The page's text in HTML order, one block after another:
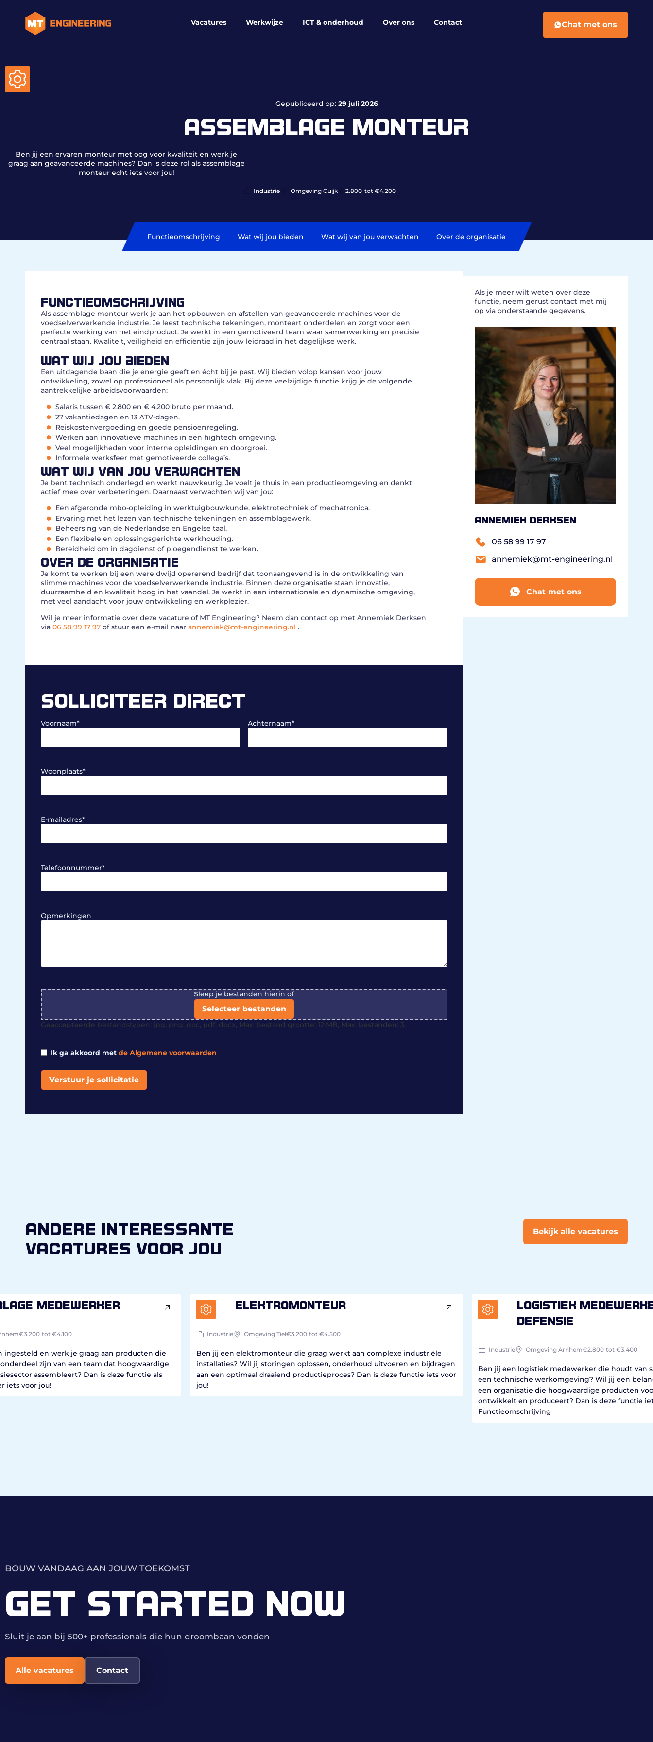
Vacatures Werkwijze ICT & onderhoud Over ons Contact Chat met ons
Gepubliceerd op: 29 juli 2026
ASSEMBLAGE MONTEUR
Ben jij een ervaren monteur met oog voor kwaliteit en werk je
graag aan geavanceerde machines? Dan is deze rol als assemblage
monteur echt iets voor jou!
Industrie Omgeving Cuijk 2.800 tot €4.200
Functieomschrijving Wat wij jou bieden Wat wij van jou verwachten Over de organisatie
FUNCTIEOMSCHRIJVING
Als assemblage monteur werk je aan het opbouwen en afstellen van geavanceerde machines voor de
voedselverwerkende industrie. Je leest technische tekeningen, monteert onderdelen en zorgt voor een
perfecte werking van het eindproduct. Je werkt in een gemotiveerd team waar samenwerking en precisie
centraal staan. Kwaliteit, veiligheid en efficiëntie zijn jouw leidraad in het dagelijkse werk.
WAT WIJ JOU BIEDEN
Een uitdagende baan die je energie geeft en écht bij je past. Wij bieden volop kansen voor jouw
ontwikkeling, zowel op professioneel als persoonlijk vlak. Bij deze veelzijdige functie krijg je de volgende
aantrekkelijke arbeidsvoorwaarden:
Salaris tussen € 2.800 en € 4.200 bruto per maand.
27 vakantiedagen en 13 ATV-dagen.
Reiskostenvergoeding en goede pensioenregeling.
Werken aan innovatieve machines in een hightech omgeving.
Veel mogelijkheden voor interne opleidingen en doorgroei.
Informele werksfeer met gemotiveerde collega’s.
WAT WIJ VAN JOU VERWACHTEN
Je bent technisch onderlegd en werkt nauwkeurig. Je voelt je thuis in een productieomgeving en denkt
actief mee over verbeteringen. Daarnaast verwachten wij van jou:
Een afgeronde mbo-opleiding in werktuigbouwkunde, elektrotechniek of mechatronica.
Ervaring met het lezen van technische tekeningen en assemblagewerk.
Beheersing van de Nederlandse en Engelse taal.
Een flexibele en oplossingsgerichte werkhouding.
Bereidheid om in dagdienst of ploegendienst te werken.
OVER DE ORGANISATIE
Je komt te werken bij een wereldwijd opererend bedrijf dat toonaangevend is in de ontwikkeling van
slimme machines voor de voedselverwerkende industrie. Binnen deze organisatie staan innovatie,
duurzaamheid en kwaliteit hoog in het vaandel. Je werkt in een internationale en dynamische omgeving,
met veel aandacht voor jouw ontwikkeling en werkplezier.
Wil je meer informatie over deze vacature of MT Engineering? Neem dan contact op met Annemiek Derksen
via 06 58 99 17 97 of stuur een e-mail naar annemiek@mt-engineering.nl .
SOLLICITEER DIRECT
Voornaam* Achternaam*
Woonplaats*
E-mailadres*
Telefoonnummer*
Opmerkingen
File Sleep je bestanden hierin of
Selecteer bestanden
Geaccepteerde bestandstypen: jpg, png, doc, pdf, docx, Max. bestand grootte: 12 MB, Max. bestanden: 3.
Ik ga akkoord met de Algemene voorwaarden
Verstuur je sollicitatie
Als je meer wilt weten over deze
functie, neem gerust contact met mij
op via onderstaande gegevens.
Annemiek Derksen
06 58 99 17 97
annemiek@mt-engineering.nl
Chat met ons
andere interessante
vacatures voor jou
Bekijk alle vacatures
medewerker
€3.200 tot €4.100
ingesteld en werk je graag aan producten die
zijn van een team dat hoogwaardige
assembleert? Dan is deze functie als
iets voor jou!
Elektromonteur
Industrie Omgeving Tiel€3.200 tot €4.500
Ben jij een elektromonteur die graag werkt aan complexe industriële
installaties? Wil jij storingen oplossen, onderhoud uitvoeren en bijdragen
aan een optimaal draaiend productieproces? Dan is deze functie iets voor
jou!
Logistiek
defensie
Industrie Omgeving Arnhem€2.800 tot €3.400
Ben jij een logistiek medewerker die houdt van
een technische werkomgeving? Wil jij een
een organisatie die hoogwaardige producten
ontwikkelt en produceert? Dan is deze functie
Functieomschrijving
BOUW VANDAAG AAN JOUW TOEKOMST
GET STARTED NOW
Sluit je aan bij 500+ professionals die hun droombaan vonden
Alle vacatures Contact